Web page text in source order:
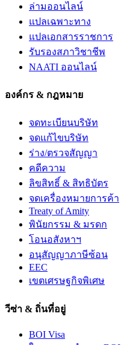
ล่ามออนไลน์
แปลเฉพาะทาง
แปลเอกสารราชการ
รับรองสภาวิชาชีพ
NAATI ออนไลน์
องค์กร & กฎหมาย
จดทะเบียนบริษัท
จดแก้ไขบริษัท
ร่าง/ตรวจสัญญา
คดีความ
ลิขสิทธิ์ & สิทธิบัตร
จดเครื่องหมายการค้า
Treaty of Amity
พินัยกรรม & มรดก
โอนอสังหาฯ
อนุสัญญาภาษีซ้อน
EEC
เขตเศรษฐกิจพิเศษ
วีซ่า & ถิ่นที่อยู่
BOI Visa